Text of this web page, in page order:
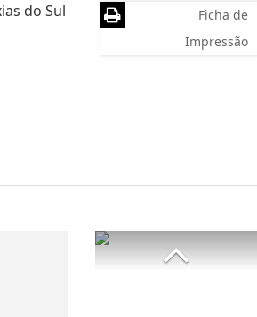
do Sul
Ficha de
Impressão